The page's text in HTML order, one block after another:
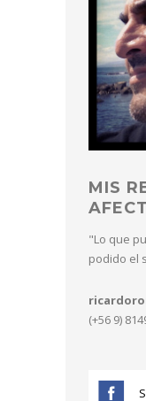
MIS
"Lo que
podido el
(+56 9)